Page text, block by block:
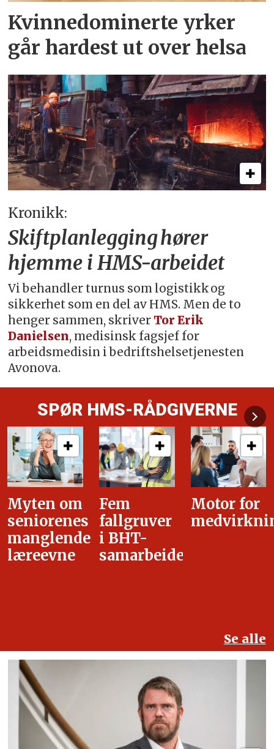
Kvinnedominerte yrker
går hardest ut over helsa
Kronikk:
Skiftplanlegging hører
hjemme i HMS-arbeidet
Vi behandler turnus som logistikk og
sikkerhet som en del av HMS. Men de to
henger sammen, skriver Tor Erik
Danielsen, medisinsk fagsjef for
arbeidsmedisin i bedriftshelsetjenesten
Avonova.
SPØR HMS-RÅDGIVERNE
Fem
fallgruver
i BHT-
samarbeidet
Motor for
medvirkning
i
Se alle